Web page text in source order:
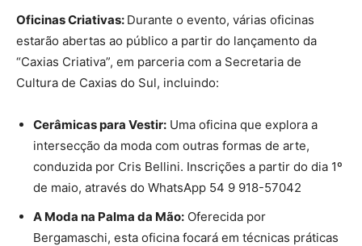
Oficinas Criativas: Durante o evento, várias oficinas
estarão abertas ao público a partir do lançamento da
“Caxias Criativa”, em parceria com a Secretaria de
Cultura de Caxias do Sul, incluindo:
Cerâmicas para Vestir: Uma oficina que explora a
intersecção da moda com outras formas de arte,
conduzida por Cris Bellini. Inscrições a partir do dia 1º
de maio, através do WhatsApp 54 9 918-57042
A Moda na Palma da Mão: Oferecida por
Bergamaschi, esta oficina focará em técnicas práticas